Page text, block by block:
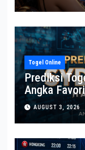
Togel Online
Prediksi
Angka
AUGUST 3, 2026